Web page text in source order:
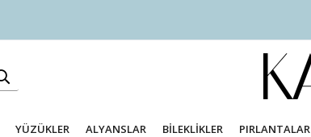
YÜZÜKLER ALYANSLAR BİLEKLİKLER PIRLANTALAR